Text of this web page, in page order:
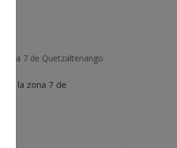
7 de Quetzaltenango.
de la zona 7 de